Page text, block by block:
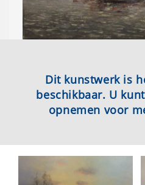
Dit kunstwerk is
beschikbaar. U
opnemen voor